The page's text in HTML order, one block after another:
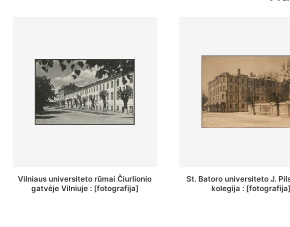
St. Batoro universiteto J. Pilsudskio
kolegija : [fotografija]
[Inventorius ir duomenys
bazilijonų vienuolyną,